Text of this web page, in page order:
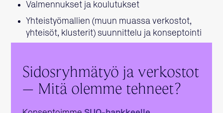
Valmennukset ja koulutukset
Yhteistyömallien (muun muassa verkostot,
yhteisöt, klusterit) suunnittelu ja konseptointi
Sidosryhmätyö ja verkostot
– Mitä olemme tehneet?